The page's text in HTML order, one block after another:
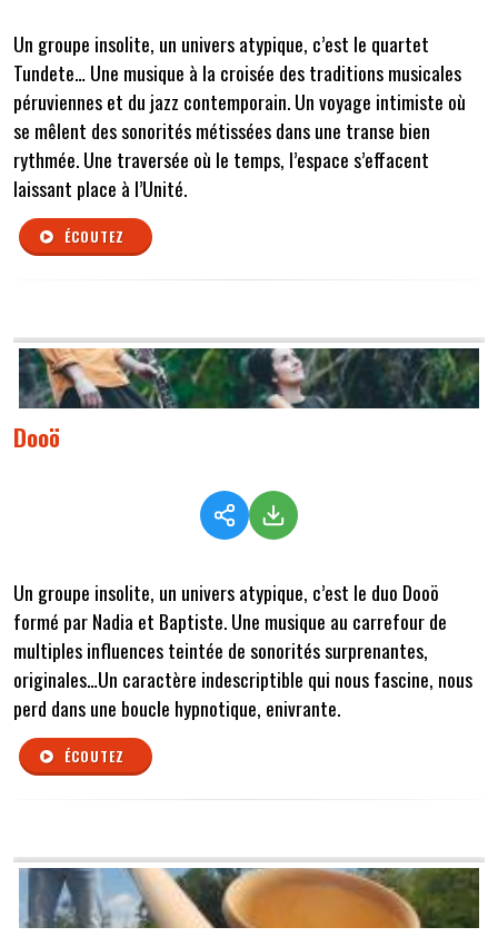
Un groupe insolite, un univers atypique, c’est le quartet
Tundete… Une musique à la croisée des traditions musicales
péruviennes et du jazz contemporain. Un voyage intimiste où
se mêlent des sonorités métissées dans une transe bien
rythmée. Une traversée où le temps, l’espace s’effacent
laissant place à l’Unité.
ÉCOUTEZ
Dooö
Un groupe insolite, un univers atypique, c’est le duo Dooö
formé par Nadia et Baptiste. Une musique au carrefour de
multiples influences teintée de sonorités surprenantes,
originales…Un caractère indescriptible qui nous fascine, nous
perd dans une boucle hypnotique, enivrante.
ÉCOUTEZ